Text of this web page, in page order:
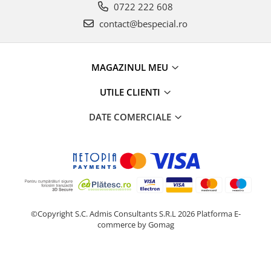
0722 222 608
contact@bespecial.ro
MAGAZINUL MEU
UTILE CLIENTI
DATE COMERCIALE
©Copyright S.C. Admis Consultants S.R.L 2026 Platforma E-
commerce by Gomag